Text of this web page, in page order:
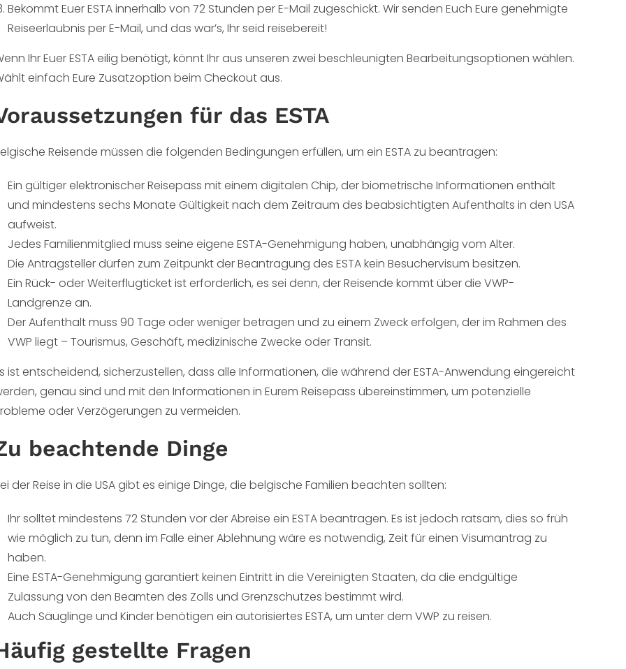
Bekommt Euer ESTA innerhalb von 72 Stunden per E-Mail zugeschickt. Wir senden Euch Eure genehmigte
Reiseerlaubnis per E-Mail, und das war’s, Ihr seid reisebereit!
Ihr Euer ESTA eilig benötigt, könnt Ihr aus unseren zwei beschleunigten Bearbeitungsoptionen wählen.
einfach Eure Zusatzoption beim Checkout aus.
für das ESTA
Reisende müssen die folgenden Bedingungen erfüllen, um ein ESTA zu beantragen:
Ein gültiger elektronischer Reisepass mit einem digitalen Chip, der biometrische Informationen enthält
und mindestens sechs Monate Gültigkeit nach dem Zeitraum des beabsichtigten Aufenthalts in den USA
aufweist.
Jedes Familienmitglied muss seine eigene ESTA-Genehmigung haben, unabhängig vom Alter.
Die Antragsteller dürfen zum Zeitpunkt der Beantragung des ESTA kein Besuchervisum besitzen.
Ein Rück- oder Weiterflugticket ist erforderlich, es sei denn, der Reisende kommt über die VWP-
Landgrenze an.
Der Aufenthalt muss 90 Tage oder weniger betragen und zu einem Zweck erfolgen, der im Rahmen des
VWP liegt – Tourismus, Geschäft, medizinische Zwecke oder Transit.
ist entscheidend, sicherzustellen, dass alle Informationen, die während der ESTA-Anwendung eingereicht
genau sind und mit den Informationen in Eurem Reisepass übereinstimmen, um potenzielle
oder Verzögerungen zu vermeiden.
beachtende Dinge
der Reise in die USA gibt es einige Dinge, die belgische Familien beachten sollten:
Ihr solltet mindestens 72 Stunden vor der Abreise ein ESTA beantragen. Es ist jedoch ratsam, dies so früh
wie möglich zu tun, denn im Falle einer Ablehnung wäre es notwendig, Zeit für einen Visumantrag zu
haben.
Eine ESTA-Genehmigung garantiert keinen Eintritt in die Vereinigten Staaten, da die endgültige
Zulassung von den Beamten des Zolls und Grenzschutzes bestimmt wird.
Auch Säuglinge und Kinder benötigen ein autorisiertes ESTA, um unter dem VWP zu reisen.
gestellte Fragen